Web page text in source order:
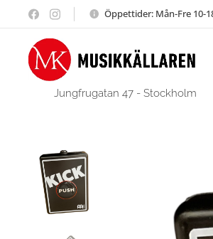
Öppettider: Mån-Fre 10-
Jungfrugatan 47 - Stockholm